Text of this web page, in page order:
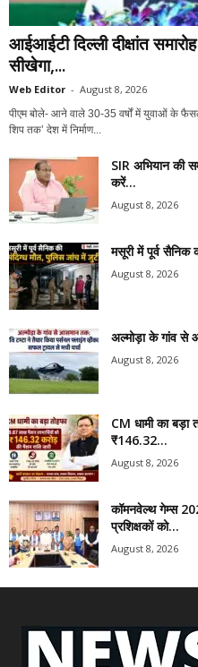
आईआईटी दिल्ली दीक्षांत
सीखेगा,...
Web Editor - August 8, 2026
पीएम बोले- आने वाले 30-35 वर्षों में युवाओं के
शिप तक’ देश में निर्माण...
SIR अभियान की
करें...
August 8, 2026
मसूरी में पूर्व सैनिक
August 8, 2026
अल्मोड़ा के गांव से
August 8, 2026
CM धामी का बड़ा
₹146.32...
August 8, 2026
कॉमनवेल्थ गेम्स
प्रशिक्षकों को...
August 8, 2026